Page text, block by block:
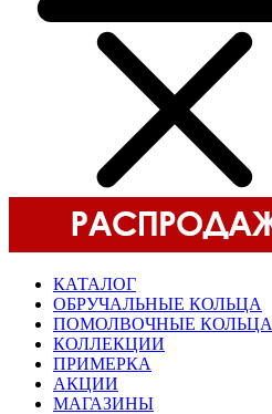
КАТАЛОГ
ОБРУЧАЛЬНЫЕ КОЛЬЦА
ПОМОЛВОЧНЫЕ КОЛЬЦА
КОЛЛЕКЦИИ
ПРИМЕРКА
АКЦИИ
МАГАЗИНЫ